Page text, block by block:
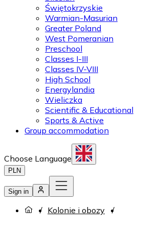
Świętokrzyskie
Warmian-Masurian
Greater Poland
West Pomeranian
Preschool
Classes I-III
Classes IV-VIII
High School
Energylandia
Wieliczka
Scientific & Educational
Sports & Active
Group accommodation
Choose Language
PLN
Sign in
Kolonie i obozy